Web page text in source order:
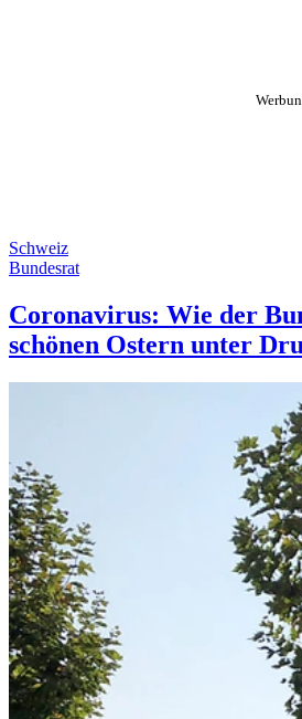
Schweiz
Bundesrat
Coronavirus: Wie der
schönen Ostern unter